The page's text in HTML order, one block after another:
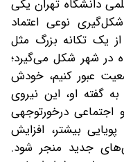
دانشگاه تهران یکی
نوعی اعتماد
یک تکانه بزرگ مثل
شهر شکل می‌گیرد؛
عبور کنیم، خودش
گفته او، این نیروی
اجتماعی درخورتوجهی
بیشتر، افزایش
جدید منجر شود.